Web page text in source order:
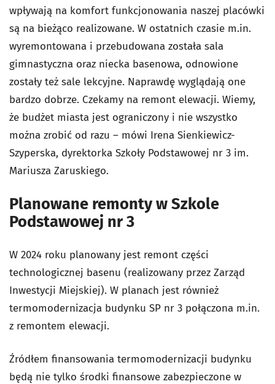
wpływają na komfort funkcjonowania naszej placówki
są na bieżąco realizowane. W ostatnich czasie m.in.
wyremontowana i przebudowana została sala
gimnastyczna oraz niecka basenowa, odnowione
zostały też sale lekcyjne. Naprawdę wyglądają one
bardzo dobrze. Czekamy na remont elewacji. Wiemy,
że budżet miasta jest ograniczony i nie wszystko
można zrobić od razu – mówi Irena Sienkiewicz-
Szyperska, dyrektorka Szkoły Podstawowej nr 3 im.
Mariusza Zaruskiego.
Planowane remonty w Szkole
Podstawowej nr 3
W 2024 roku planowany jest remont części
technologicznej basenu (realizowany przez Zarząd
Inwestycji Miejskiej). W planach jest również
termomodernizacja budynku SP nr 3 połączona m.in.
z remontem elewacji.
Źródłem finansowania termomodernizacji budynku
będą nie tylko środki finansowe zabezpieczone w